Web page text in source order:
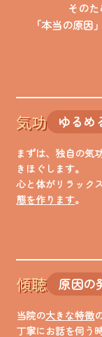
その
「本当の原因
気功 ゆるめ
まずは、独自の気
きほぐします。
心と体がリラック
態を作ります。
傾聴 原因の
当院の大きな特徴
丁寧にお話を伺う